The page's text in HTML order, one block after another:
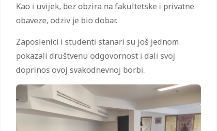
Kao i uvijek, bez obzira na fakultetske i privatne
obaveze, odziv je bio dobar.
Zaposlenici i studenti stanari su još jednom
pokazali društvenu odgovornost i dali svoj
doprinos ovoj svakodnevnoj borbi.